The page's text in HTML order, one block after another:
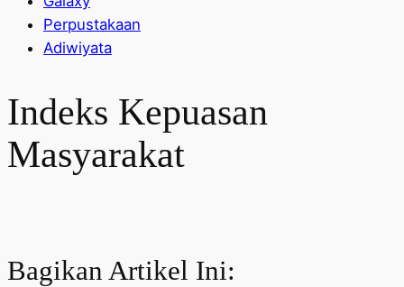
Perpustakaan
Adiwiyata
Indeks Kepuasan
Masyarakat
Bagikan Artikel Ini: